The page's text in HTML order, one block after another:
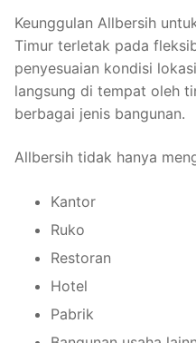
Keunggulan Allbersih
Timur terletak pada
penyesuaian kondisi
langsung di tempat oleh
berbagai jenis bangunan.
Allbersih tidak hanya
Kantor
Ruko
Restoran
Hotel
Pabrik